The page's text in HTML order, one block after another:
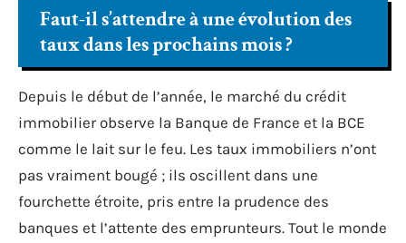
Faut-il s’attendre à une évolution des
taux dans les prochains mois ?
Depuis le début de l’année, le marché du crédit
immobilier observe la Banque de France et la BCE
comme le lait sur le feu. Les taux immobiliers n’ont
pas vraiment bougé ; ils oscillent dans une
fourchette étroite, pris entre la prudence des
banques et l’attente des emprunteurs. Tout le monde